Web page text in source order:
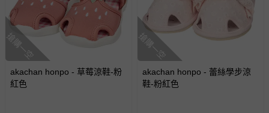
搶購一空
akachan honpo - 草莓涼鞋-粉
紅色
搶購一空
akachan honpo - 蕾絲學步涼
鞋-粉紅色